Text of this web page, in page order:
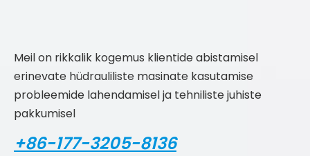
Meil on rikkalik kogemus klientide abistamisel
erinevate hüdrauliliste masinate kasutamise
probleemide lahendamisel ja tehniliste juhiste
pakkumisel
+86-177-3205-8136